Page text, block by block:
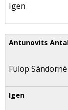
Igen
Fülöp Sándorné